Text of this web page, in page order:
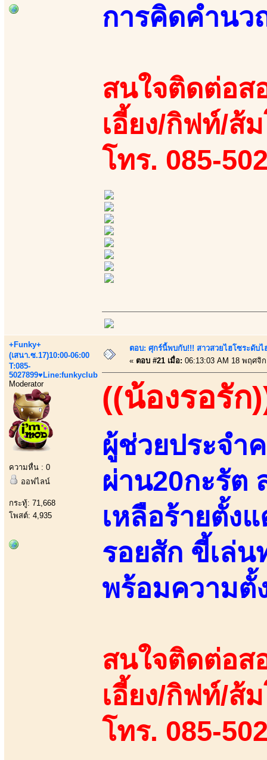
การคิดคำนว
สนใจติดต่อส
เอี้ยง/กิฟท์/ส้
โทร. 085-
+Funky+
(เสนา.ซ.17)10:00-06:00
T:085-
5027899♥Line:funkyclub
Moderator
ความหื่น : 0
ออฟไลน์
กระทู้: 71,668
โพสต์: 4,935
ตอบ: ศุกร์นี้พบกับ!!! สาวสวยไฮโซระดับไ
« ตอบ #21 เมื่อ: 06:13:03 AM 18 พฤศจิ
((น้องรอรัก
ผู้ช่วยประจำ
ผ่าน20กะรัต
เหลือร้ายตั้ง
รอยสัก ขี้เล่
พร้อมความตั้
สนใจติดต่อส
เอี้ยง/กิฟท์/ส้
โทร. 085-